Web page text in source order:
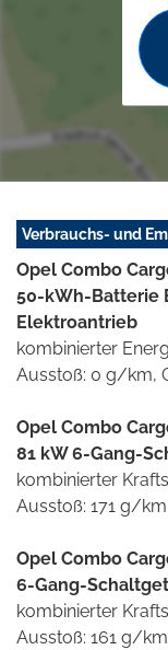
Verbrauchs- und
Opel Combo
50-kWh-Batterie
Elektroantrieb
kombinierter
Ausstoß: 0 g/km,
Opel Combo
81 kW 6-Gang-
kombinierter
Ausstoß: 171 g/
Opel Combo
6-Gang-
kombinierter
Ausstoß: 161 g/